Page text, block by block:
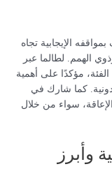
الإيجابية تجاه
الهمم. لطالما عبر
مؤكدًا على أهمية
كما شارك في
سواء من خلال
وأبرز